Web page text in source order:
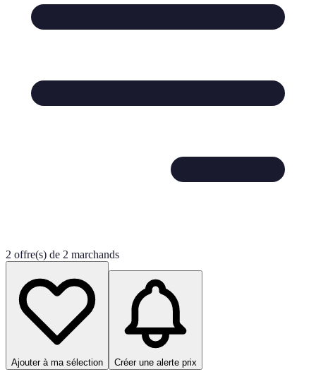
2 offre(s) de 2 marchands
Ajouter à ma sélection Créer une alerte prix